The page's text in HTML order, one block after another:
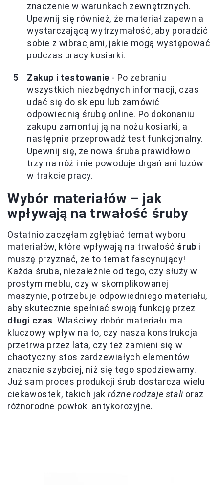
znaczenie w warunkach zewnętrznych.
Upewnij się również, że materiał zapewnia
wystarczającą wytrzymałość, aby poradzić
sobie z wibracjami, jakie mogą występować
podczas pracy kosiarki.
Zakup i testowanie - Po zebraniu
wszystkich niezbędnych informacji, czas
udać się do sklepu lub zamówić
odpowiednią śrubę online. Po dokonaniu
zakupu zamontuj ją na nożu kosiarki, a
następnie przeprowadź test funkcjonalny.
Upewnij się, że nowa śruba prawidłowo
trzyma nóż i nie powoduje drgań ani luzów
w trakcie pracy.
Wybór materiałów – jak
wpływają na trwałość śruby
Ostatnio zaczęłam zgłębiać temat wyboru
materiałów, które wpływają na trwałość śrub i
muszę przyznać, że to temat fascynujący!
Każda śruba, niezależnie od tego, czy służy w
prostym meblu, czy w skomplikowanej
maszynie, potrzebuje odpowiedniego materiału,
aby skutecznie spełniać swoją funkcję przez
długi czas. Właściwy dobór materiału ma
kluczowy wpływ na to, czy nasza konstrukcja
przetrwa przez lata, czy też zamieni się w
chaotyczny stos zardzewiałych elementów
znacznie szybciej, niż się tego spodziewamy.
Już sam proces produkcji śrub dostarcza wielu
ciekawostek, takich jakróżne rodzaje stalioraz
różnorodne powłoki antykorozyjne.